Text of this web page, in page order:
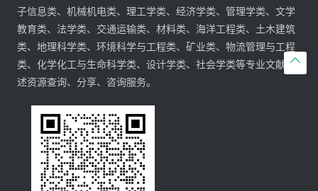

子信息类、机械机电类、理工学类、经济学类、管理学类、文学
教育类、法学类、交通运输类、材料类、海洋工程类、土木建筑
类、地理科学类、环境科学与工程类、矿业类、物流管理与工程
类、化学化工与生命科学类、设计学类、社会学类等专业文献综
述资源查询、分享、咨询服务。